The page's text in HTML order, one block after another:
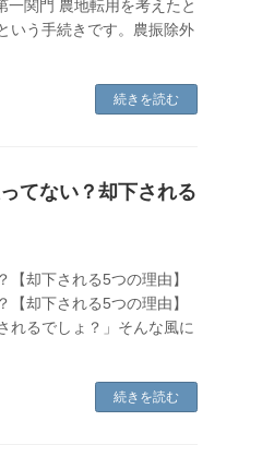
関門 農地転用を考えたと
いう手続きです。農振除外
続きを読む
てない？却下される
却下される5つの理由】
却下される5つの理由】
れるでしょ？」そんな風に
続きを読む